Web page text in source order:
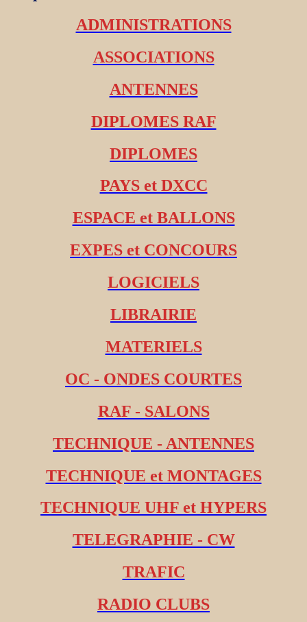
ADMINISTRATIONS
ASSOCIATIONS
ANTENNES
DIPLOMES RAF
DIPLOMES
PAYS et DXCC
ESPACE et BALLONS
EXPES et CONCOURS
LOGICIELS
LIBRAIRIE
MATERIELS
OC - ONDES COURTES
RAF - SALONS
TECHNIQUE - ANTENNES
TECHNIQUE et MONTAGES
TECHNIQUE UHF et HYPERS
TELEGRAPHIE - CW
TRAFIC
RADIO CLUBS